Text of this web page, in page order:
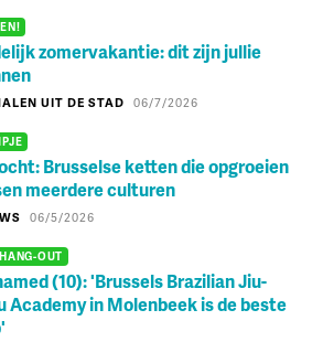
zomervakantie: dit zijn jullie
UIT DE STAD 06/7/2026
Brusselse ketten die opgroeien
meerdere culturen
06/5/2026
OUT
(10): 'Brussels Brazilian Jiu-
Academy in Molenbeek is de beste